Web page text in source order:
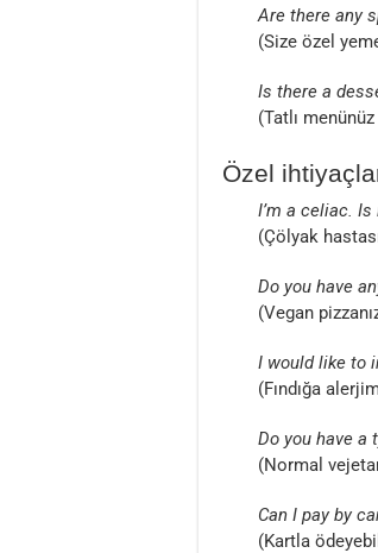
Are there any
(Size özel
Is there a
(Tatlı menünüz
Özel
I’m a celiac.
(Çölyak
Do you have
(Vegan
I would like to
(Fındığa
Do you have a
(Normal
Can I pay by
(Kartla